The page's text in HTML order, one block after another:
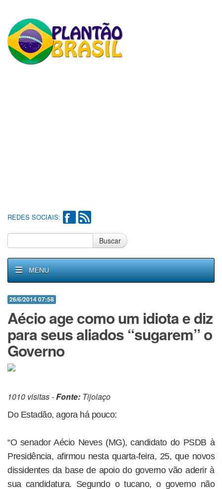
REDES SOCIAIS:
Buscar
MENU
26/6/2014 07:58
Aécio age como um idiota e diz
para seus aliados “sugarem” o
Governo
1010 visitas -Fonte: Tijolaço
Do Estadão, agora há pouco:
“O senador Aécio Neves (MG), candidato do PSDB à
Presidência, afirmou nesta quarta-feira, 25, que novos
dissidentes da base de apoio do governo vão aderir à
sua candidatura. Segundo o tucano, o governo não